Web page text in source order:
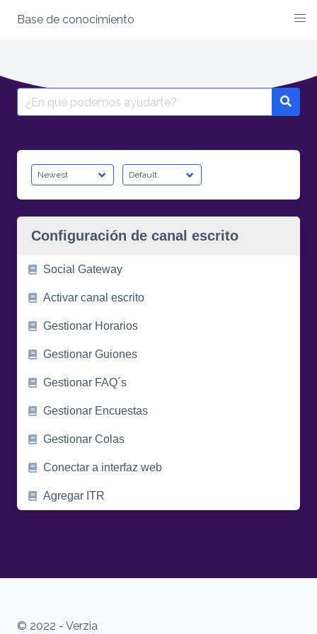
content
Base de conocimiento
Search
for:
Configuración de canal escrito
Social Gateway
Activar canal escrito
Gestionar Horarios
Gestionar Guiones
Gestionar FAQ´s
Gestionar Encuestas
Gestionar Colas
Conectar a interfaz web
Agregar ITR
© 2022 - Verzia